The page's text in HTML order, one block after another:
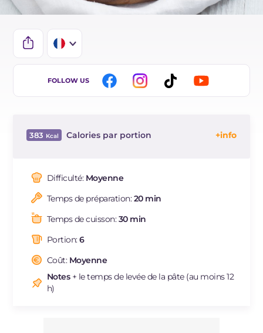
IT
ES
NL
FOLLOW US
383 Calories par portion
Dont sucres
Protéine
Graisses
Fibre
Sodium
Difficulté: Moyenne
Temps de préparation:20 min
Temps de cuisson:30 min
Portion:6
Coût: Moyenne
Notes+ le temps de levée de la pâte (au moins 12
h)